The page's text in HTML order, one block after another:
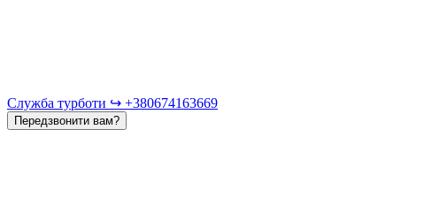
Служба турботи ↪︎ +380674163669
Передзвонити вам?